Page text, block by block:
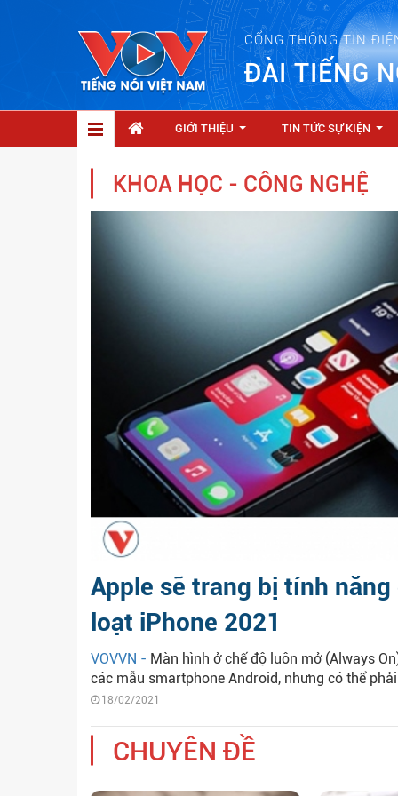
CỔNG THÔNG TIN
ĐÀI TIẾNG
GIỚI THIỆU TIN TỨC SỰ KIỆN
KHOA HỌC - CÔNG NGHỆ
Apple sẽ trang bị tính
loạt iPhone 2021
VOVVN - Màn hình ở chế độ luôn mở (Always
các mẫu smartphone Android, nhưng có thể
18/02/2021
CHUYÊN ĐỀ